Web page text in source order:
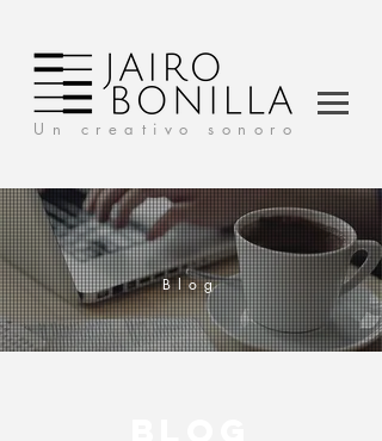
Un creativo sonoro
Blog